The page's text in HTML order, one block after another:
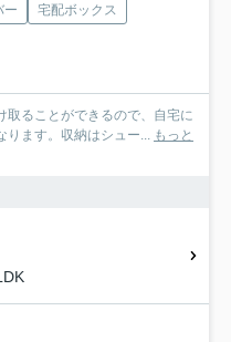
ー
宅配ボックス
取ることができるので、自宅に
ります。収納はシュー... もっと